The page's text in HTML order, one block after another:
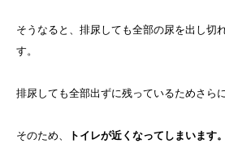
そうなると、排尿しても全部の尿を出し切
す。
排尿しても全部出ずに残っているためさら
そのため、 トイレが近くなってしまいます。